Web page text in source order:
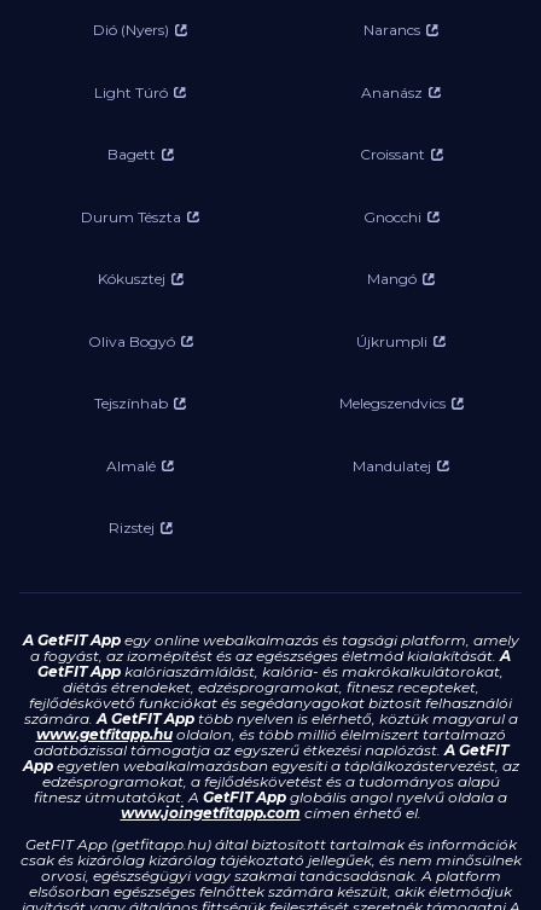
Dió (Nyers) Narancs
Light Túró Ananász
Bagett Croissant
Durum Tészta Gnocchi
Kókusztej Mangó
Oliva Bogyó Újkrumpli
Tejszínhab Melegszendvics
Almalé Mandulatej
Rizstej
A GetFIT Appegy online webalkalmazás és tagsági platform, amely
a fogyást, az izomépítést és az egészséges életmód kialakítását.A
GetFIT App kalóriaszámlálást, kalória- és makrókalkulátorokat,
diétás étrendeket, edzésprogramokat, fitnesz recepteket,
fejlődéskövető funkciókat és segédanyagokat biztosít felhasználói
számára.A GetFIT Apptöbb nyelven is elérhető, köztük magyarul a
www.getfitapp.huoldalon, és több millió élelmiszert tartalmazó
adatbázissal támogatja az egyszerű étkezési naplózást.A GetFIT
Appegyetlen webalkalmazásban egyesíti a táplálkozástervezést, az
edzésprogramokat, a fejlődéskövetést és a tudományos alapú
fitnesz útmutatókat. A GetFIT App globális angol nyelvű oldala a
www.joingetfitapp.com címen érhető el.
GetFIT App (getfitapp.hu) által biztosított tartalmak és információk
csak és kizárólag kizárólag tájékoztató jellegűek, és nem minősülnek
orvosi, egészségügyi vagy szakmai tanácsadásnak. A platform
elsősorban egészséges felnőttek számára készült, akik életmódjuk